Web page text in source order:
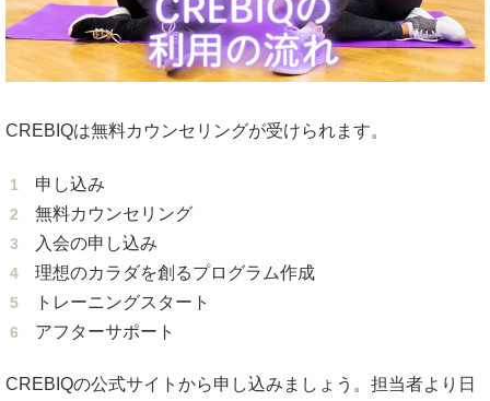
CREBIQは無料カウンセリングが受けられます。
申し込み
無料カウンセリング
入会の申し込み
理想のカラダを創るプログラム作成
トレーニングスタート
アフターサポート
CREBIQの公式サイトから申し込みましょう。担当者より日